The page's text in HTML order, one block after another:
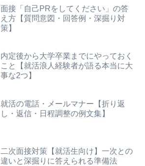
面接「自己PRをしてください」の答
え方【質問意図・回答例・深掘り対
策】
内定後から大学卒業までにやっておく
こと【就活浪人経験者が語る本当に大
事な2つ】
就活の電話・メールマナー【折り返
し・返信・日程調整の例文集】
二次面接対策【就活生向け】一次との
違いと深掘りに答えられる準備法